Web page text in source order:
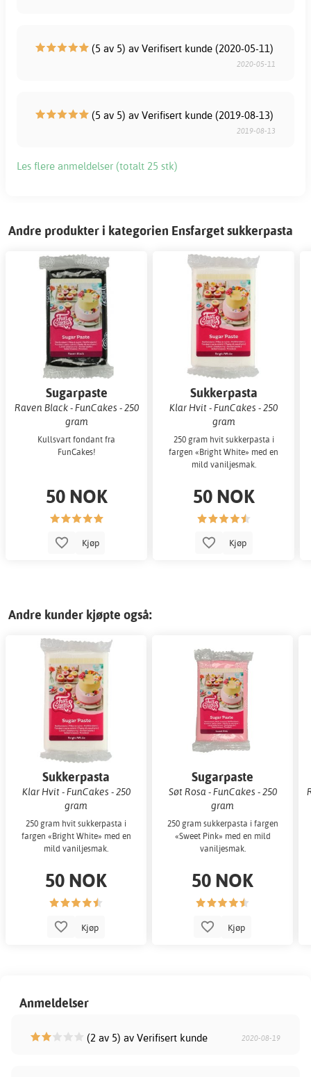
(5 av 5) av Verifisert kunde (2020-05-11)
2020-05-11
(5 av 5) av Verifisert kunde (2019-08-13)
2019-08-13
Les flere anmeldelser (totalt 25 stk)
Andre produkter i kategorien Ensfarget sukkerpasta
Sugarpaste
Raven Black - FunCakes - 250
gram
Kullsvart fondant fra
FunCakes!
50 NOK
Kjøp
Sukkerpasta
Klar Hvit - FunCakes - 250
gram
250 gram hvit sukkerpasta i
fargen «Bright White» med en
mild vaniljesmak.
50 NOK
Kjøp
Andre kunder kjøpte også:
Sukkerpasta
Klar Hvit - FunCakes - 250
gram
250 gram hvit sukkerpasta i
fargen «Bright White» med en
mild vaniljesmak.
50 NOK
Kjøp
Sugarpaste
Søt Rosa - FunCakes - 250
gram
250 gram sukkerpasta i fargen
«Sweet Pink» med en mild
vaniljesmak.
50 NOK
Kjøp
Anmeldelser
(2 av 5) av Verifisert kunde 2020-08-19